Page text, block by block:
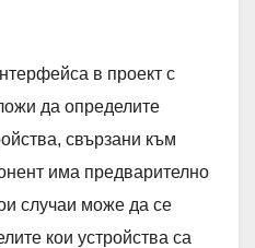
в проект с
да определите
свързани към
има предварително
случаи може да се
кои устройства са